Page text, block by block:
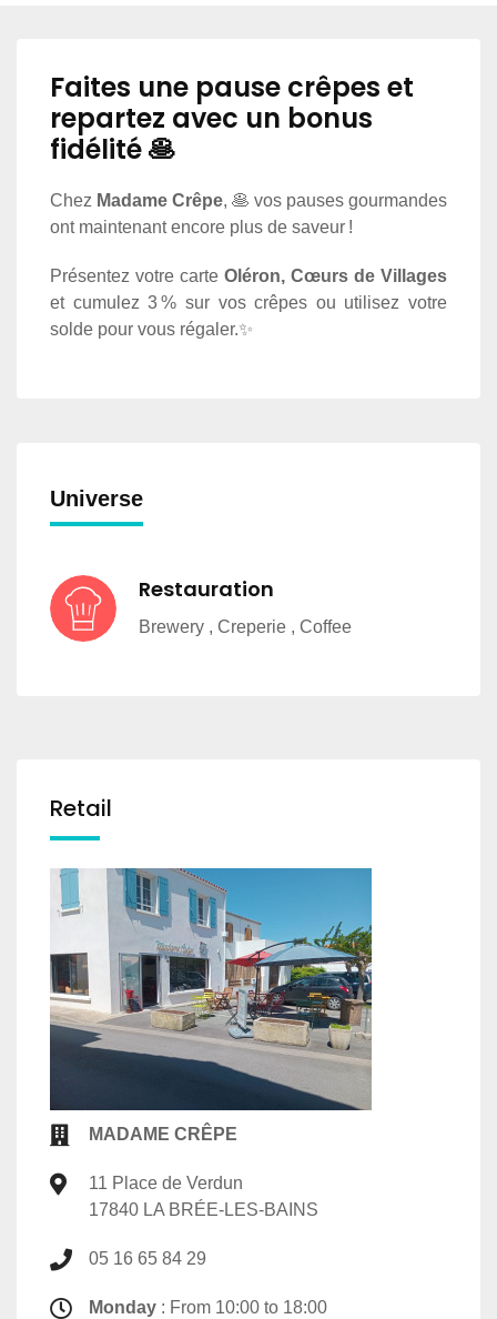
Faites une pause crêpes et
repartez avec un bonus
fidélité 🥞
Chez Madame Crêpe, 🥞 vos pauses gourmandes
ont maintenant encore plus de saveur !
Présentez votre carte Oléron, Cœurs de Villages
et cumulez 3 % sur vos crêpes ou utilisez votre
solde pour vous régaler.✨
Universe
Restauration
Brewery , Creperie , Coffee
Retail
MADAME CRÊPE
11 Place de Verdun
17840 LA BRÉE-LES-BAINS
05 16 65 84 29
Monday : From 10:00 to 18:00